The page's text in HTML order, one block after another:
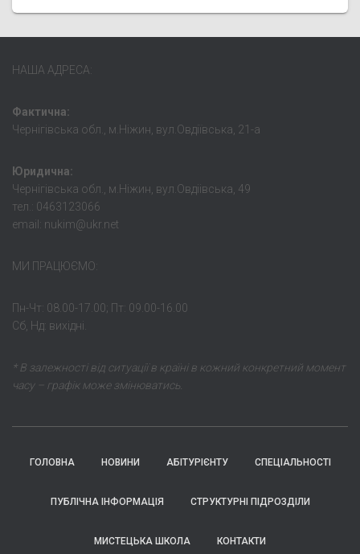
НАША АДРЕСА:
Фактична:
Чернігівська обл., м.Ніжин, вул.Овдіївська, 21-а
Юридична:
Чернігівська обл., м.Ніжин, вул.Овдіівська, 49
тел.: 0463123066
email: nukim@ukr.net
МИ ПРАЦЮЄМО:
Пн-Чт: 08.00-17.00; Пт: 09.00-16.00
Сб, Нд: вихідні.
* В залежності від ситуації в країні в кожний конкретний момент
часу – графік може змінюватись.
ГОЛОВНА НОВИНИ АБІТУРІЄНТУ СПЕЦІАЛЬНОСТІ
ПУБЛІЧНА ІНФОРМАЦІЯ СТРУКТУРНІ ПІДРОЗДІЛИ
МИСТЕЦЬКА ШКОЛА КОНТАКТИ